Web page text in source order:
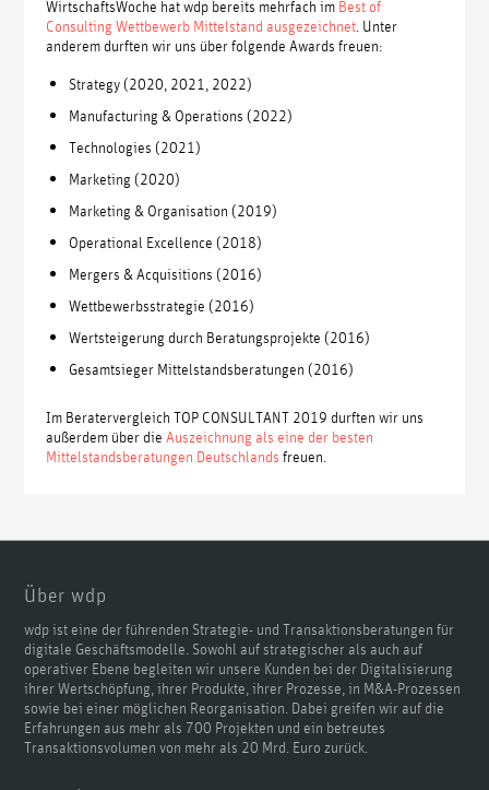
WirtschaftsWoche hat wdp bereits mehrfach im Best of
Consulting Wettbewerb Mittelstand ausgezeichnet . Unter
anderem durften wir uns über folgende Awards freuen:
Strategy (2020, 2021, 2022)
Manufacturing & Operations (2022)
Technologies (2021)
Marketing (2020)
Marketing & Organisation (2019)
Operational Excellence (2018)
Mergers & Acquisitions (2016)
Wettbewerbsstrategie (2016)
Wertsteigerung durch Beratungsprojekte (2016)
Gesamtsieger Mittelstandsberatungen (2016)
Im Beratervergleich TOP CONSULTANT 2019 durften wir uns
außerdem über dieAuszeichnung als eine der besten
Mittelstandsberatungen Deutschlands freuen.
Über wdp
wdp ist eine der führenden Strategie- und Transaktionsberatungen für
digitale Geschäftsmodelle. Sowohl auf strategischer als auch auf
operativer Ebene begleiten wir unsere Kunden bei der Digitalisierung
ihrer Wertschöpfung, ihrer Produkte, ihrer Prozesse, in M&A-Prozessen
sowie bei einer möglichen Reorganisation. Dabei greifen wir auf die
Erfahrungen aus mehr als 700 Projekten und ein betreutes
Transaktionsvolumen von mehr als 20 Mrd. Euro zurück.